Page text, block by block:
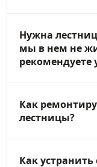
Нужна
мы в нем не
рекомендуете
Как
лестницы?
Как